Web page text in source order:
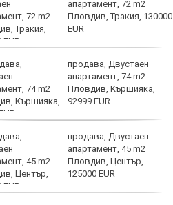
апартамент, 72 m2
Пловдив, Тракия, 130000
EUR
продава, Двустаен
апартамент, 74 m2
Пловдив, Кършияка,
92999 EUR
продава, Двустаен
апартамент, 45 m2
Пловдив, Център,
125000 EUR